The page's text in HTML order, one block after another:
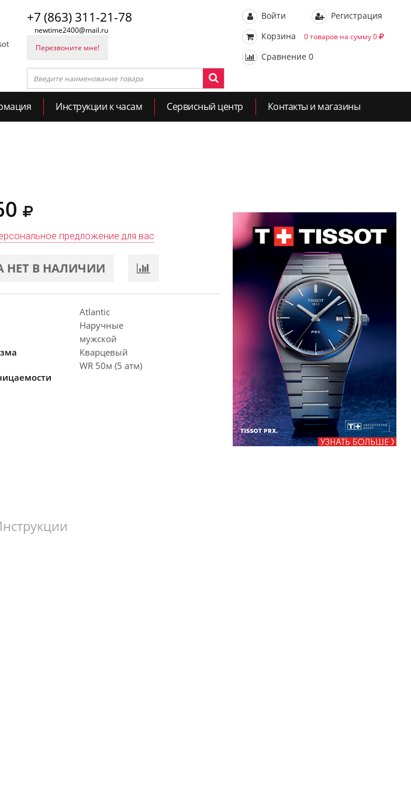
+7 (863) 311-21-78
newtime2400@mail.ru
Перезвоните мне!
Войти
Регистрация
Корзина
0 товаров на сумму 0
Сравнение 0
Инструкции к часам Сервисный центр Контакты и магазины
предложение для вас
НЕТ В НАЛИЧИИ
Atlantic
Наручные
мужской
Кварцевый
WR 50м (5 атм)